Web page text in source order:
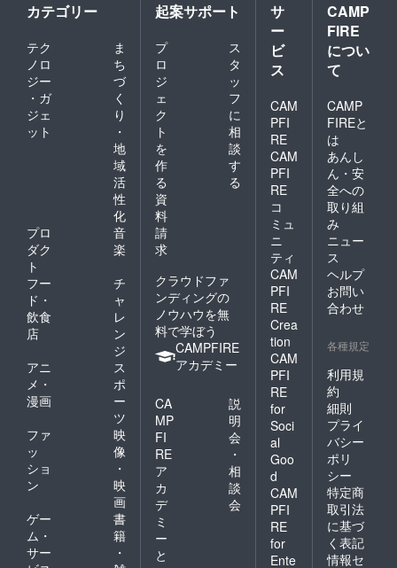
カテゴリー
テク
ノロ
ジー
・ガ
ジェ
ット
ま
ち
づ
く
り
・
地
域
活
性
化
プロ
ダク
ト
音
楽
フー
ド・
飲食
店
チ
ャ
レ
ン
ジ
アニ
メ・
漫画
ス
ポ
ー
ツ
ファ
ッ
ショ
ン
映
像
・
映
画
ゲー
ム・
サー
書
籍
・
起案サポート
プ
ロ
ジ
ェ
ク
ト
を
作
る
ス
タ
ッ
フ
に
相
談
す
る
資
料
請
求
クラウドファ
ンディングの
ノウハウを無
料で学ぼう
CAMPFIRE
アカデミー
CA
MP
FI
RE
ア
カ
デ
ミ
ー
と
説
明
会
・
相
談
会
サ
ー
ビ
ス
CAM
PFI
RE
CAM
PFI
RE
コ
ミュ
ニ
ティ
CAM
PFI
RE
Crea
tion
CAM
PFI
RE
for
Soci
al
Goo
d
CAM
PFI
RE
for
Ente
CAMP
FIRE
につい
て
CAMP
FIREと
は
あんし
ん・安
全への
取り組
み
ニュー
ス
ヘルプ
お問い
合わせ
各種規定
利用規
約
細則
プライ
バシー
ポリ
シー
特定商
取引法
に基づ
く表記
情報セ